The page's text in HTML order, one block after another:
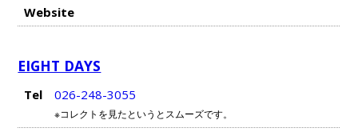
Website
EIGHT DAYS
Tel 026-248-3055
※コレクトを見たというとスムーズです。